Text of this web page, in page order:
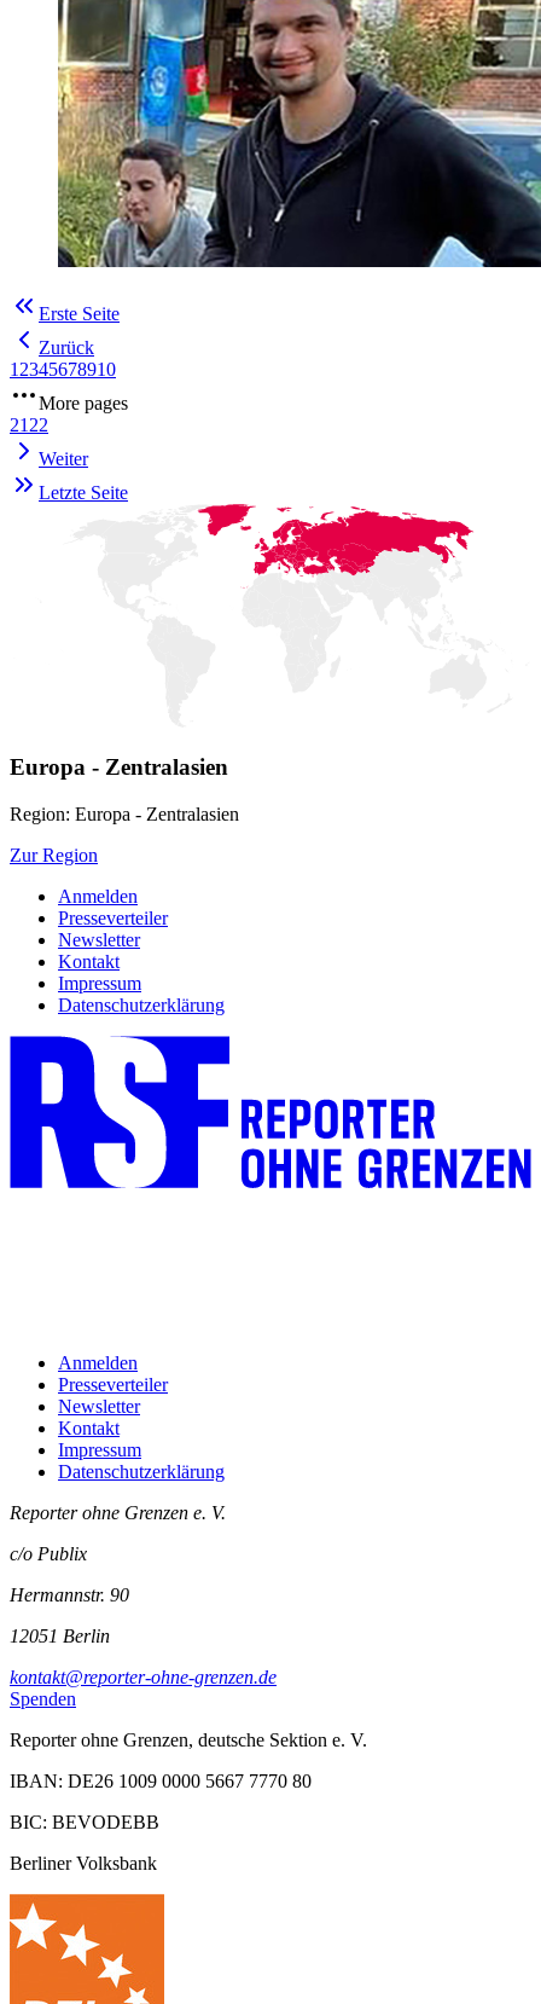
Erste Seite
Zurück
1 2345678910
More pages
21 22
Weiter
Letzte Seite
Europa - Zentralasien
Region: Europa - Zentralasien
Zur Region
Anmelden
Presseverteiler
Newsletter
Kontakt
Impressum
Datenschutzerklärung
Anmelden
Presseverteiler
Newsletter
Kontakt
Impressum
Datenschutzerklärung
Reporter ohne Grenzen e. V.
c/o Publix
Hermannstr. 90
12051 Berlin
kontakt@reporter-ohne-grenzen.de
Spenden
Reporter ohne Grenzen, deutsche Sektion e. V.
IBAN: DE26 1009 0000 5667 7770 80
BIC: BEVODEBB
Berliner Volksbank